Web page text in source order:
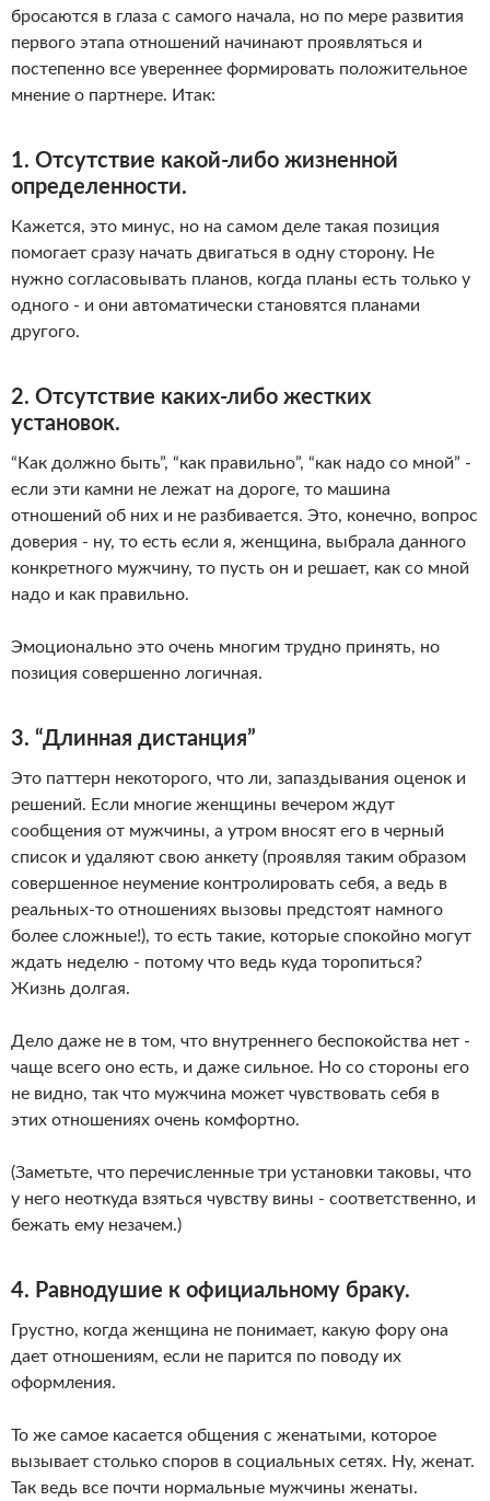
бросаются в глаза с самого начала, но по мере развития
первого этапа отношений начинают проявляться и
постепенно все увереннее формировать положительное
мнение о партнере. Итак:
1. Отсутствие какой-либо жизненной
определенности.
Кажется, это минус, но на самом деле такая позиция
помогает сразу начать двигаться в одну сторону. Не
нужно согласовывать планов, когда планы есть только у
одного - и они автоматически становятся планами
другого.
2. Отсутствие каких-либо жестких
установок.
“Как должно быть”, “как правильно”, “как надо со мной” -
если эти камни не лежат на дороге, то машина
отношений об них и не разбивается. Это, конечно, вопрос
доверия - ну, то есть если я, женщина, выбрала данного
конкретного мужчину, то пусть он и решает, как со мной
надо и как правильно.
Эмоционально это очень многим трудно принять, но
позиция совершенно логичная.
3. “Длинная дистанция”
Это паттерн некоторого, что ли, запаздывания оценок и
решений. Если многие женщины вечером ждут
сообщения от мужчины, а утром вносят его в черный
список и удаляют свою анкету (проявляя таким образом
совершенное неумение контролировать себя, а ведь в
реальных-то отношениях вызовы предстоят намного
более сложные!), то есть такие, которые спокойно могут
ждать неделю - потому что ведь куда торопиться?
Жизнь долгая.
Дело даже не в том, что внутреннего беспокойства нет -
чаще всего оно есть, и даже сильное. Но со стороны его
не видно, так что мужчина может чувствовать себя в
этих отношениях очень комфортно.
(Заметьте, что перечисленные три установки таковы, что
у него неоткуда взяться чувству вины - соответственно, и
бежать ему незачем.)
4. Равнодушие к официальному браку.
Грустно, когда женщина не понимает, какую фору она
дает отношениям, если не парится по поводу их
оформления.
То же самое касается общения с женатыми, которое
вызывает столько споров в социальных сетях. Ну, женат.
Так ведь все почти нормальные мужчины женаты.